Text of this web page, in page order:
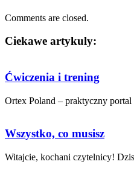
Comments are closed.
Ciekawe artykuly:
Ćwiczenia i trening
Ortex Poland – praktyczny
Wszystko, co musisz
Witajcie, kochani czytelnicy!